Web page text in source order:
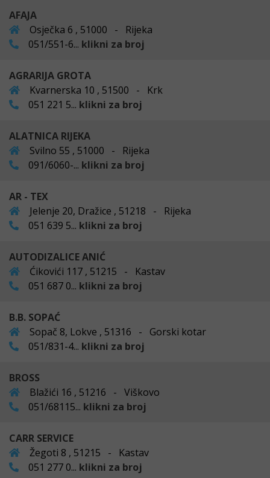
AFAJA
Osječka 6 , 51000 - Rijeka
051/551-6... klikni za broj
AGRARIJA GROTA
Kvarnerska 10 , 51500 - Krk
051 221 5... klikni za broj
ALATNICA RIJEKA
Svilno 55 , 51000 - Rijeka
091/6060-... klikni za broj
AR - TEX
Jelenje 20, Dražice , 51218 - Rijeka
051 639 5... klikni za broj
AUTODIZALICE ANIĆ
Ćikovići 117 , 51215 - Kastav
051 687 0... klikni za broj
B.B. SOPAĆ
Sopač 8, Lokve , 51316 - Gorski kotar
051/831-4... klikni za broj
BROSS
Blažići 16 , 51216 - Viškovo
051/68115... klikni za broj
CARR SERVICE
Žegoti 8 , 51215 - Kastav
051 277 0... klikni za broj